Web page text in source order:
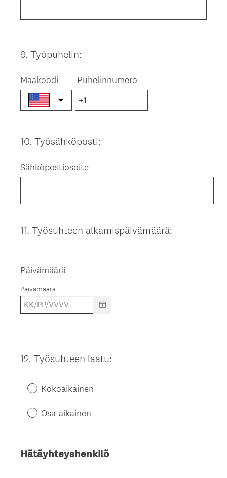
Question
9. Työpuhelin:
Maakoodi Puhelinnumero
Question
10. Työsähköposti:
Sähköpostiosoite
Question
11. Työsuhteen alkamispäivämäärä:
Päivämäärä
Päivämäärä
Question
12. Työsuhteen laatu:
Kokoaikainen
Osa-aikainen
Hätäyhteyshenkilö